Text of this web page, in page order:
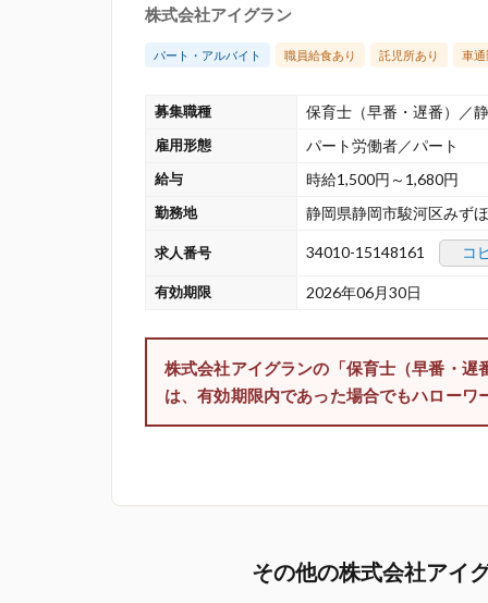
株式会社アイグラン
パート・アルバイト 職員給食あり 託児所あり 車
募集職種 保育士（早番・遅番）／
雇用形態 パート労働者／パート
給与 時給1,500円～1,680円
勤務地 静岡県静岡市駿河区みず
求人番号 34010-15148161 コ
有効期限 2026年06月30日
株式会社アイグランの「保育士（早番・
は、有効期限内であった場合でもハローワ
その他の株式会社アイ